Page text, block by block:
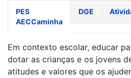
PES
AECCaminha
DGE
Em contexto escolar, educar
dotar as crianças e os jovens
atitudes e valores que os